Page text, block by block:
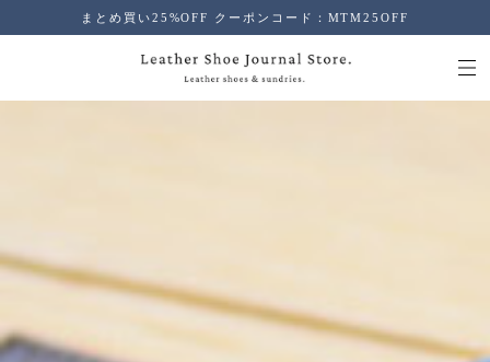
まとめ買い25%OFF クーポンコード：MTM25OFF